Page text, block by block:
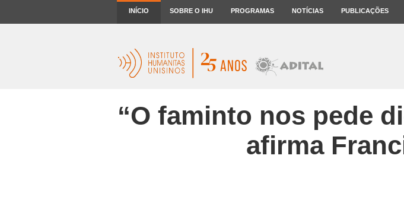
INÍCIO SOBRE O IHU PROGRAMAS NOTÍCIAS PUBLICAÇÕES
“O faminto nos pede
afirma